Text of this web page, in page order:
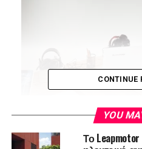
Η CuriousIQ ΑΜΚΕ ιδρύθηκε
συμβάλλει σε πέντε στόχους
Ηνωμένων Εθνών. Στοχεύει να
CONTINUE
YOU
Το Leapmotor